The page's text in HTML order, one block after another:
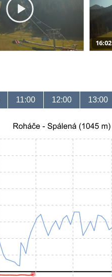
16:02
11:00 12:00 13:00